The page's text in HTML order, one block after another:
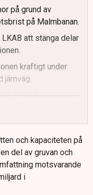
på grund av
på Malmbanan.
att stänga delar
kraftigt under
järnväg.
och
beredskap.
snabba
Sveriges industri,
och kapaciteten på
del av gruvan och
motsvarande
i